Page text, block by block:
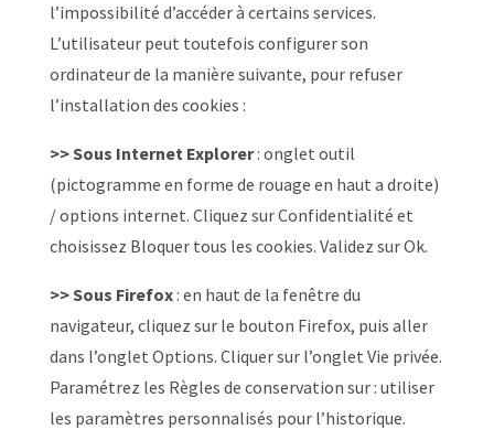
l’impossibilité d’accéder à certains services.
L’utilisateur peut toutefois configurer son
ordinateur de la manière suivante, pour refuser
l’installation des cookies :
>> Sous Internet Explorer: onglet outil
(pictogramme en forme de rouage en haut a droite)
/ options internet. Cliquez sur Confidentialité et
choisissez Bloquer tous les cookies. Validez sur Ok.
>> Sous Firefox: en haut de la fenêtre du
navigateur, cliquez sur le bouton Firefox, puis aller
dans l’onglet Options. Cliquer sur l’onglet Vie privée.
Paramétrez les Règles de conservation sur : utiliser
les paramètres personnalisés pour l’historique.